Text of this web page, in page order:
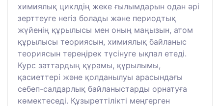
химиялық циклдің жеке ғылымдарын одан әрі
зерттеуге негіз болады және периодтық
жүйенің құрылысы мен оның маңызын, атом
құрылысы теориясын, химиялық байланыс
теориясын тереңірек түсінуге ықпал етеді.
Курс заттардың құрамы, құрылымы,
қасиеттері және қолданылуы арасындағы
себеп-салдарлық байланыстарды орнатуға
көмектеседі. Құзыреттілікті меңгерген